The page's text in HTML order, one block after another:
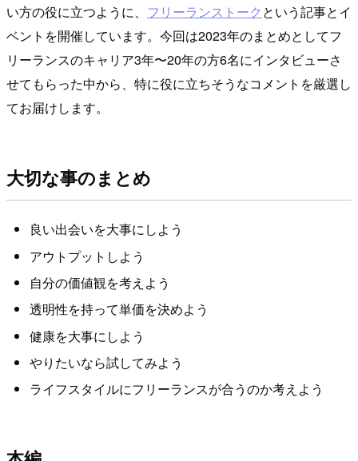
い方の役に立つように、 フリーランストーク という記事とイ
ベントを開催しています。今回は2023年のまとめとしてフ
リーランスのキャリア3年〜20年の方6名にインタビューさ
せてもらった中から、特に役に立ちそうなコメントを厳選し
てお届けします。
大切な事のまとめ
良い出会いを大事にしよう
アウトプットしよう
自分の価値観を考えよう
透明性を持って単価を決めよう
健康を大事にしよう
やりたいなら試してみよう
ライフスタイルにフリーランスが合うのか考えよう